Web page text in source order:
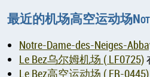
最近的机场高空运动场
Le Bez乌尔姆机场 ( LF0725)
Le Bez高空运动场 ( FR-0445)